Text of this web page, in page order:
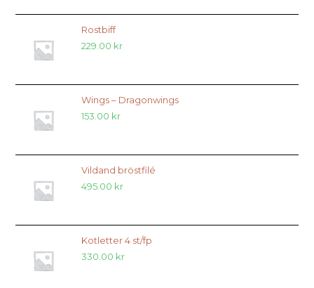
Rostbiff
229.00 kr
Wings – Dragonwings
153.00 kr
Vildand bröstfilé
495.00 kr
Kotletter 4 st/fp
330.00 kr